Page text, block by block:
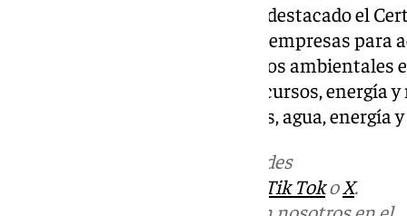
En este apartado, también han destacado el
que concede el Ayuntamiento a empresas
sostenibles que incluyen criterios ambientales
minimizando el consumo de recursos, energía
una correcta gestión de residuos, agua, energía
en las redes
Tik TokoX.